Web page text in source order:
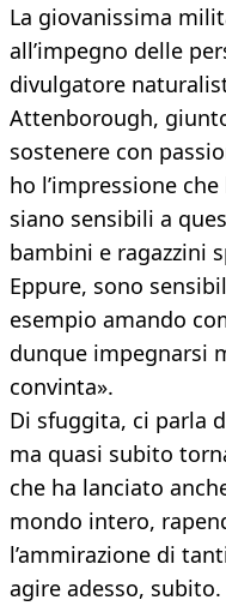
La giovanissima
all’impegno delle
divulgatore
Attenborough,
sostenere con
ho l’impressione
siano sensibili a
bambini e ragazzini
Eppure, sono
esempio amando
dunque impegnarsi
convinta».
Di sfuggita, ci parla
ma quasi subito
che ha lanciato
mondo intero,
l’ammirazione di
agire adesso,